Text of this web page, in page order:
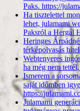
Paks. https://
Ha tisztelettel
lehet, julamami
Paksról a Hergál
Heringes
térképolvasás
Webtenyeres
ha még nem
Ismerem a
saját időmben
https://
Julamami